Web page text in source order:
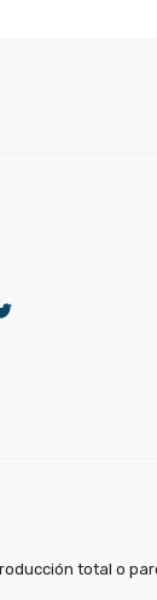
total o